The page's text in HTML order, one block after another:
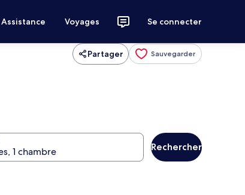
Assistance Voyages Se connecter
Partager Sauvegarder
Rechercher